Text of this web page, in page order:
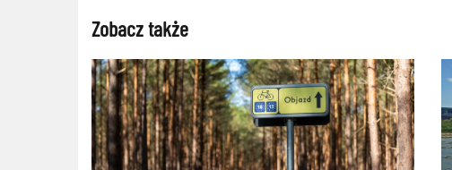
Zobacz także